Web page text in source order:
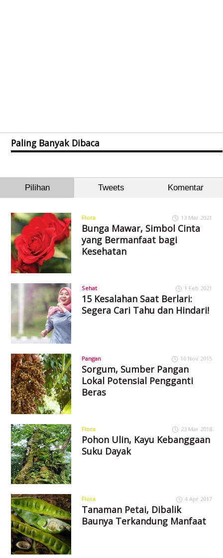
Paling Banyak Dibaca
Pilihan Tweets Komentar
Flora 13 Mar 2021
Bunga Mawar, Simbol Cinta
yang Bermanfaat bagi
Kesehatan
Sehat 1 Feb 2021
15 Kesalahan Saat Berlari:
Segera Cari Tahu dan Hindari!
Pangan 10 Nov 2015
Sorgum, Sumber Pangan
Lokal Potensial Pengganti
Beras
Flora 23 Mar 2018
Pohon Ulin, Kayu Kebanggaan
Suku Dayak
Flora 4 Apr 2017
Tanaman Petai, Dibalik
Baunya Terkandung Manfaat